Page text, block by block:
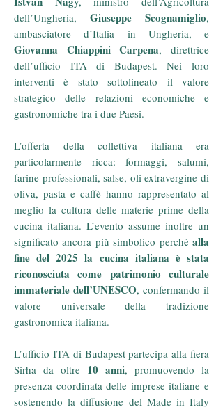
dell’Ungheria, Giuseppe Scognamiglio,
ambasciatore d’Italia in Ungheria, e
Giovanna Chiappini Carpena, direttrice
dell’ufficio ITA di Budapest. Nei loro
interventi è stato sottolineato il valore
strategico delle relazioni economiche e
gastronomiche tra i due Paesi.
L’offerta della collettiva italiana era
particolarmente ricca: formaggi, salumi,
farine professionali, salse, oli extravergine di
oliva, pasta e caffè hanno rappresentato al
meglio la cultura delle materie prime della
cucina italiana. L’evento assume inoltre un
significato ancora più simbolico perché alla
fine del 2025 la cucina italiana è stata
riconosciuta come patrimonio culturale
immateriale dell’UNESCO, confermando il
valore universale della tradizione
gastronomica italiana.
L’ufficio ITA di Budapest partecipa alla fiera
Sirha da oltre 10 anni, promuovendo la
presenza coordinata delle imprese italiane e
sostenendo la diffusione del Made in Italy